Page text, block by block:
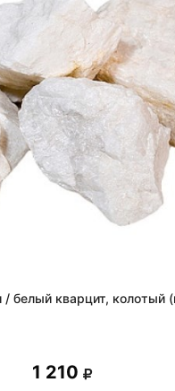
/ белый кварцит, колотый
1 210